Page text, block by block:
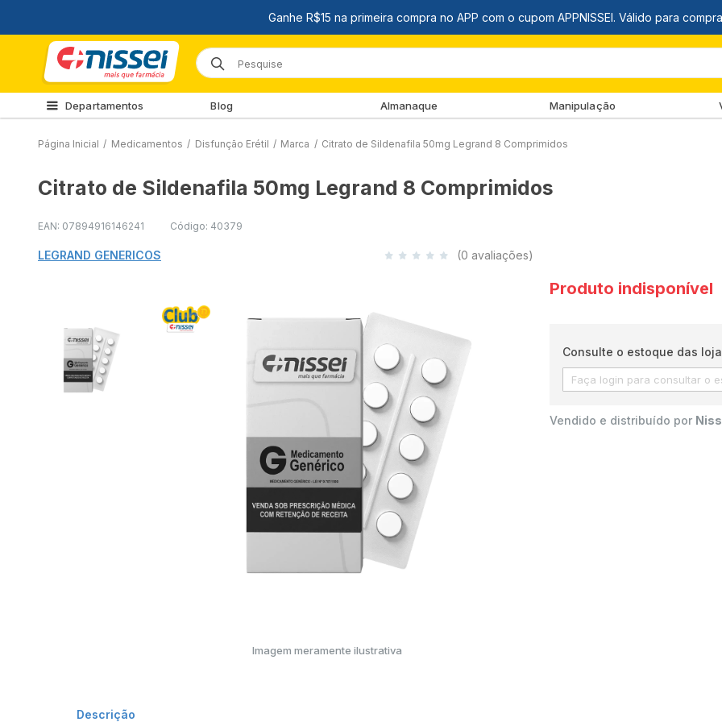
Departamentos Blog Almanaque Manipulação
Página Inicial / Medicamentos / Disfunção Erétil / Marca / Citrato de Sildenafila 50mg Legrand 8 Comprimidos
Citrato de Sildenafila 50mg Legrand 8 Comprimidos
EAN: 07894916146241 Código: 40379
LEGRAND GENERICOS (0 avaliações)
Imagem meramente ilustrativa
Produto indisponível
Consulte o estoque das
Vendido e distribuído por
Descrição